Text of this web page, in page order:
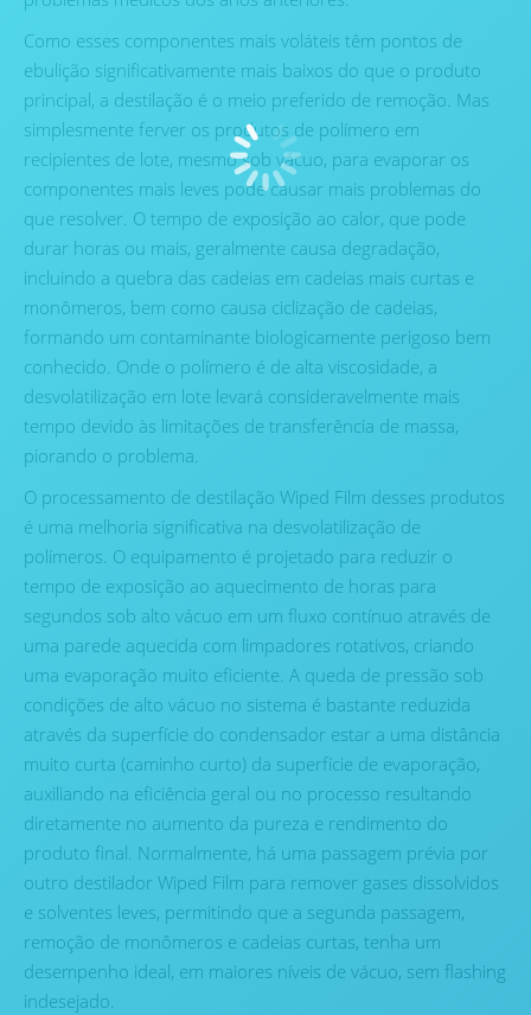
Como esses componentes mais voláteis têm pontos de
ebulição significativamente mais baixos do que o produto
principal, a destilação é o meio preferido de remoção. Mas
simplesmente ferver os produtos de polímero em
recipientes de lote, mesmo sob vácuo, para evaporar os
componentes mais leves pode causar mais problemas do
que resolver. O tempo de exposição ao calor, que pode
durar horas ou mais, geralmente causa degradação,
incluindo a quebra das cadeias em cadeias mais curtas e
monômeros, bem como causa ciclização de cadeias,
formando um contaminante biologicamente perigoso bem
conhecido. Onde o polímero é de alta viscosidade, a
desvolatilização em lote levará consideravelmente mais
tempo devido às limitações de transferência de massa,
piorando o problema.
O processamento de destilação Wiped Film desses produtos
é uma melhoria significativa na desvolatilização de
polímeros. O equipamento é projetado para reduzir o
tempo de exposição ao aquecimento de horas para
segundos sob alto vácuo em um fluxo contínuo através de
uma parede aquecida com limpadores rotativos, criando
uma evaporação muito eficiente. A queda de pressão sob
condições de alto vácuo no sistema é bastante reduzida
através da superfície do condensador estar a uma distância
muito curta (caminho curto) da superfície de evaporação,
auxiliando na eficiência geral ou no processo resultando
diretamente no aumento da pureza e rendimento do
produto final. Normalmente, há uma passagem prévia por
outro destilador Wiped Film para remover gases dissolvidos
e solventes leves, permitindo que a segunda passagem,
remoção de monômeros e cadeias curtas, tenha um
desempenho ideal, em maiores níveis de vácuo, sem flashing
indesejado.